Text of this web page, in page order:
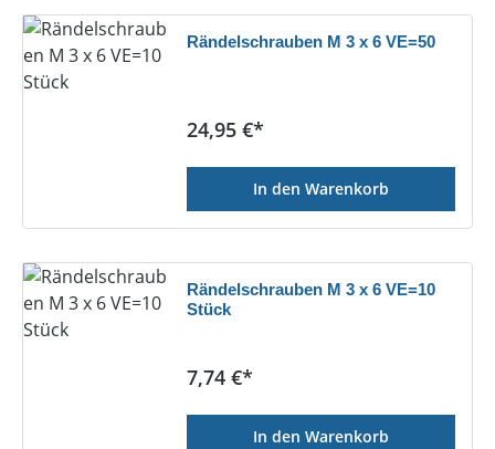
Rändelschrauben M 3 x 6 VE=50
Regulärer Preis:
24,95 €*
In den Warenkorb
Rändelschrauben M 3 x 6 VE=10
Stück
Regulärer Preis:
7,74 €*
In den Warenkorb